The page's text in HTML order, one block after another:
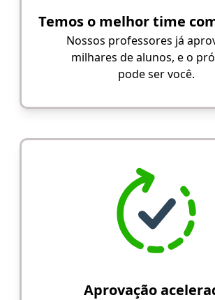
Temos o melhor time
Nossos professores já
milhares de alunos, e o
pode ser você.
Aprovação